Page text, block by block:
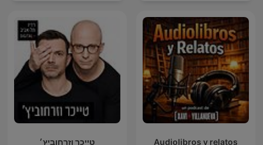
טייכר וזרחוביץ׳ Audiolibros y relatos